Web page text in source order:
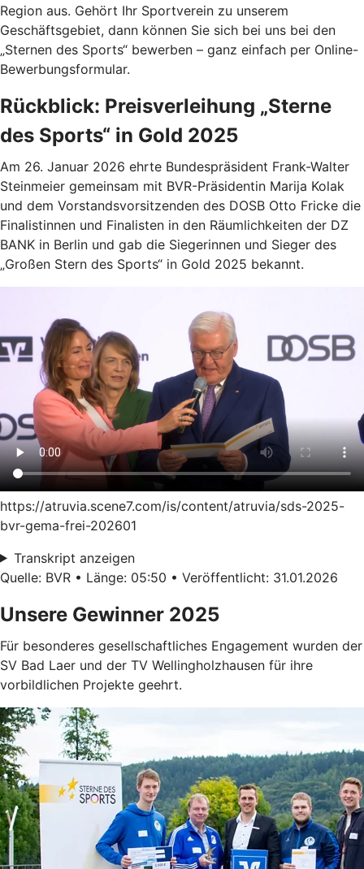
Region aus. Gehört Ihr Sportverein zu unserem
Geschäftsgebiet, dann können Sie sich bei uns bei den
„Sternen des Sports“ bewerben – ganz einfach per Online-
Bewerbungsformular.
Rückblick: Preisverleihung „Sterne
des Sports“ in Gold 2025
Am 26. Januar 2026 ehrte Bundespräsident Frank-Walter
Steinmeier gemeinsam mit BVR-Präsidentin Marija Kolak
und dem Vorstandsvorsitzenden des DOSB Otto Fricke die
Finalistinnen und Finalisten in den Räumlichkeiten der DZ
BANK in Berlin und gab die Siegerinnen und Sieger des
„Großen Stern des Sports“ in Gold 2025 bekannt.
https://atruvia.scene7.com/is/content/atruvia/sds-2025-
bvr-gema-frei-202601
Transkript anzeigen
Quelle: BVR • Länge: 05:50 • Veröffentlicht: 31.01.2026
Unsere Gewinner 2025
Für besonderes gesellschaftliches Engagement wurden der
SV Bad Laer und der TV Wellingholzhausen für ihre
vorbildlichen Projekte geehrt.